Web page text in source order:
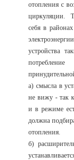
отопления с
циркуляции.
себя в
устройства
а) смысла в
не вижу - так
и в режиме
должна
отопления.
б)